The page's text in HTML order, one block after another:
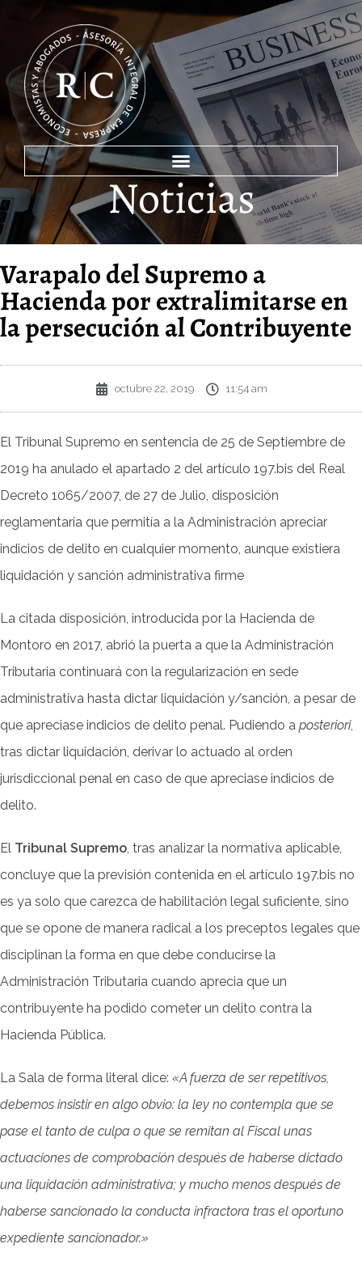
Noticias
Varapalo del Supremo a
Hacienda por extralimitarse en
la persecución al Contribuyente
octubre 22, 2019 11:54 am
El Tribunal Supremo en sentencia de 25 de Septiembre de
2019 ha anulado el apartado 2 del artículo 197.bis del Real
Decreto 1065/2007, de 27 de Julio, disposición
reglamentaria que permitía a la Administración apreciar
indicios de delito en cualquier momento, aunque existiera
liquidación y sanción administrativa firme
La citada disposición, introducida por la Hacienda de
Montoro en 2017, abrió la puerta a que la Administración
Tributaria continuará con la regularización en sede
administrativa hasta dictar liquidación y/sanción, a pesar de
que apreciase indicios de delito penal. Pudiendo a posteriori,
tras dictar liquidación, derivar lo actuado al orden
jurisdiccional penal en caso de que apreciase indicios de
delito.
El Tribunal Supremo, tras analizar la normativa aplicable,
concluye que la previsión contenida en el artículo 197.bis no
es ya solo que carezca de habilitación legal suficiente, sino
que se opone de manera radical a los preceptos legales que
disciplinan la forma en que debe conducirse la
Administración Tributaria cuando aprecia que un
contribuyente ha podido cometer un delito contra la
Hacienda Pública.
La Sala de forma literal dice: «A fuerza de ser repetitivos,
debemos insistir en algo obvio: la ley no contempla que se
pase el tanto de culpa o que se remitan al Fiscal unas
actuaciones de comprobación después de haberse dictado
una liquidación administrativa; y mucho menos después de
haberse sancionado la conducta infractora tras el oportuno
expediente sancionador.»